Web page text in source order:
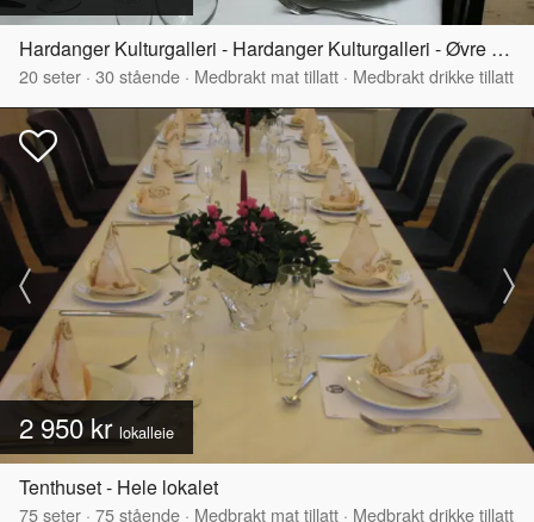
Hardanger Kulturgalleri - Hardanger Kulturgalleri - Øvre del
20seter · 30stående · Medbrakt mat tillatt · Medbrakt drikke tillatt
2 950 kr lokalleie
Tenthuset - Hele lokalet
75seter · 75stående · Medbrakt mat tillatt · Medbrakt drikke tillatt